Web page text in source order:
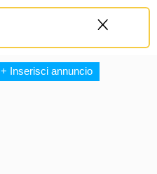
+
+ Inserisci annuncio